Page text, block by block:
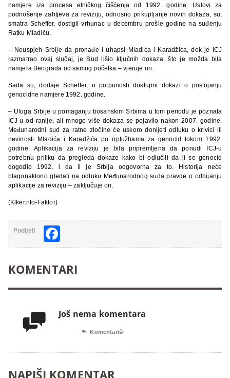
namjere iza procesa etničkog čišćenja od 1992. godine. Uslovi za
podnošenje zahtjeva za reviziju, odnosno prikupljanje novih dokaza, su,
smatra Scheffer, dostigli vrhunac u decembru prošle godine na suđenju
Ratku Mladiću.
– Neuspjeh Srbije da pronađe i uhapsi Mladića i Karadžića, dok je ICJ
razmatrao ovaj slučaj, je Sud lišio ključnih dokaza, što je možda bila
namjera Beograda od samog početka – vjeruje on.
Sada su, dodaje Scheffer, u potpunosti dostupni dokazi o postojanju
genocidne namjere 1992. godine.
– Uloga Srbije u pomaganju bosanskim Srbima u tom periodu je poznata
ICJ-u od ranije, ali mnogo više dokaza se pojavilo nakon 2007. godine.
Međunarodni sud za ratne zločine će uskoro donijeti odluku o krivici ili
nevinosti Mladića i Karadžića po optužbama za genocid tokom 1992.
godine. Aplikacija za reviziju je bila pripremljena da ponudi ICJ-u
potrebnu priliku da pregleda dokaze kako bi odlučili da li se genocid
dogodio 1992. i da li je Srbija odgovorna za to. Historija neće
blagonaklono gledati na odluku Međunarodnog suda pravde o odbijanju
aplikacije za reviziju – zaključuje on.
(Klker.nfo-Faktor)
Podijeli
KOMENTARI
 Još nema komentara
 Komentariši
NAPIŠI KOMENTAR